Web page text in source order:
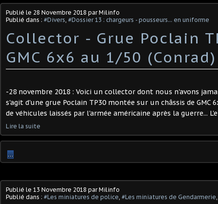
Publié le 28 Novembre 2018 par Milinfo
Publié dans : #Divers, #Dossier 13 : chargeurs - pousseurs... en uniforme
Collector - Grue Poclain
GMC 6x6 au 1/50 (Conrad)
-28 novembre 2018 : Voici un collector dont nous n'avons
s'agit d'une grue Poclain TP30 montée sur un châssis de GMC
de véhicules laissés par l'armée américaine après la guerre...
Lire la suite
…
Publié le 13 Novembre 2018 par Milinfo
Publié dans : #Les miniatures de police, #Les miniatures de Gendarmerie